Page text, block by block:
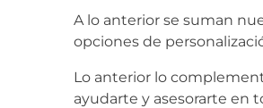
A lo anterior se suman
opciones de
Lo anterior lo
ayudarte y asesorarte en